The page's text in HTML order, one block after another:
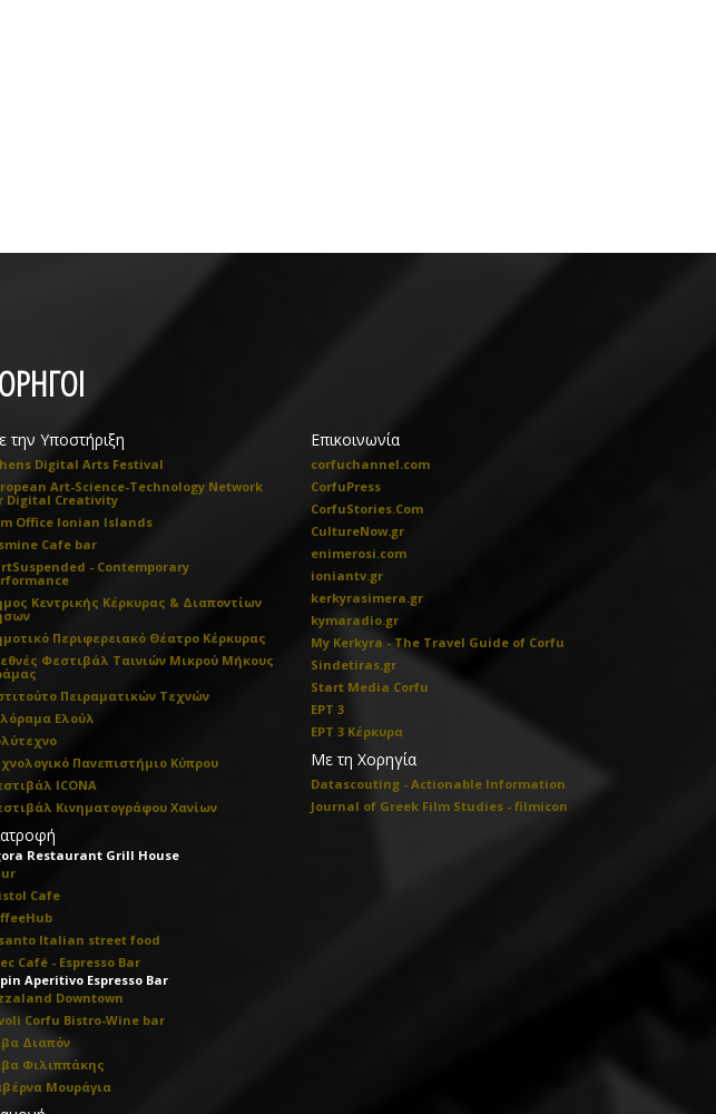
την Υποστήριξη
Digital Arts Festival
Art-Science-Technology Network
Digital Creativity
Office Ionian Islands
Cafe bar
- Contemporary
Κεντρικής Κέρκυρας & Διαποντίων
Περιφερειακό Θέατρο Κέρκυρας
Φεστιβάλ Ταινιών Μικρού Μήκους
Πειραματικών Τεχνών
Ελούλ
Πανεπιστήμιο Κύπρου
ICONA
Κινηματογράφου Χανίων
Restaurant Grill House
Cafe
Italian street food
Café - Espresso Bar
Aperitivo Espresso Bar
Downtown
Corfu Bistro-Wine bar
Διαπόν
Φιλιππάκης
Μουράγια
Επικοινωνία
corfuchannel.com
CorfuPress
CorfuStories.Com
CultureNow.gr
enimerosi.com
ioniantv.gr
kerkyrasimera.gr
kymaradio.gr
My Kerkyra - The Travel Guide of Corfu
Sindetiras.gr
Start Media Corfu
ΕΡΤ 3
ΕΡΤ 3 Κέρκυρα
Με τη Χορηγία
Datascouting - Actionable Information
Journal of Greek Film Studies - filmicon